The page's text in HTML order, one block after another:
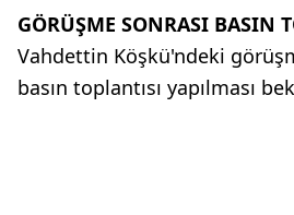
GÖRÜŞME SONRASI BASIN
Vahdettin Köşkü'ndeki
basın toplantısı yapılması